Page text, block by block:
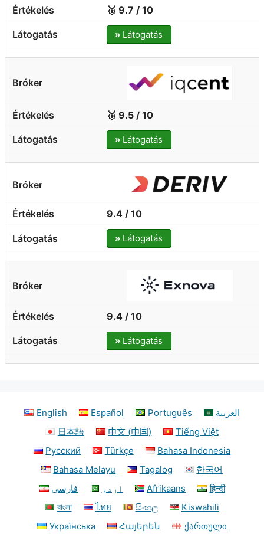
🥈 9.7 / 10
» Látogatás
🥉 9.5 / 10
» Látogatás
9.4 / 10
» Látogatás
9.4 / 10
» Látogatás
English Español Português
العربية
日本語
中文 (中国)
Tiếng Việt
Русский
Türkçe
Bahasa Indonesia
Bahasa Melayu
Tagalog
한국어
فارسی
اردو Afrikaans
हिन्दी
বাংলা
ไทย සිංහල
Kiswahili
Українська
Հայերեն ქართული